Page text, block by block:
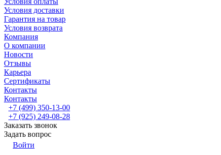
Условия доставки
Гарантия на товар
Условия возврата
Компания
О компании
Новости
Отзывы
Карьера
Сертификаты
Контакты
Контакты
+7 (499) 350-13-00
+7 (925) 249-08-28
Заказать звонок
Задать вопрос
Войти